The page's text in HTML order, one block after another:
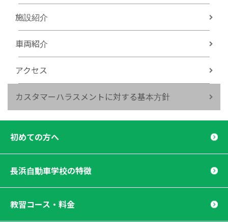
施設紹介
車両紹介
アクセス
カスタマーハラスメントに対する基本方針
初めての方へ
長浜自動車学校の特徴
教習コース・料金